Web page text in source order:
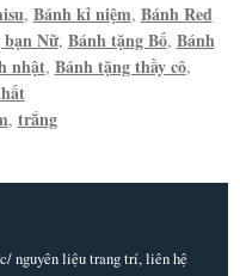
, Bánh kỉ niệm, Bánh Red
Nữ, Bánh tặng Bố, Bánh
nhật, Bánh tặng thầy cô,
, trắng
nguyên liệu trang trí, liên hệ